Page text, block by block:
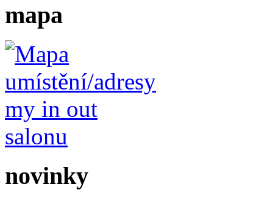
mapa
novinky